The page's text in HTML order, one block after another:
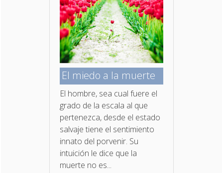
El miedo a la muerte
El hombre, sea cual fuere el
grado de la escala al que
pertenezca, desde el estado
salvaje tiene el sentimiento
innato del porvenir. Su
intuición le dice que la
muerte no es...